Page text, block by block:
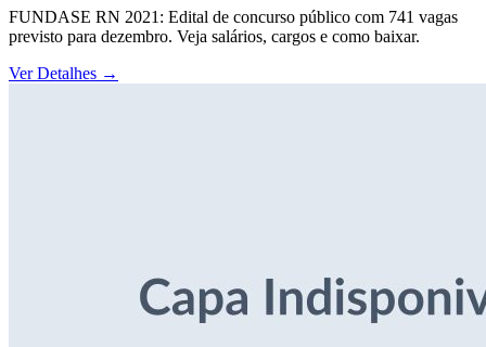
FUNDASE RN 2021: Edital de concurso público com 741 vagas
previsto para dezembro. Veja salários, cargos e como baixar.
Ver Detalhes →